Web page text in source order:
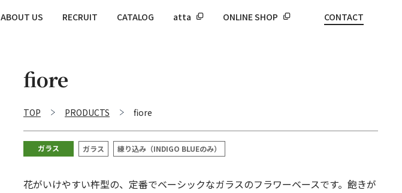
ABOUT US RECRUIT CATALOG atta ONLINE SHOP CONTACT
fiore
TOP PRODUCTS fiore
ガラス ガラス 練り込み（INDIGO BLUEのみ）
花がいけやすい杵型の、定番でベーシックなガラスのフラワーベースです。飽きが